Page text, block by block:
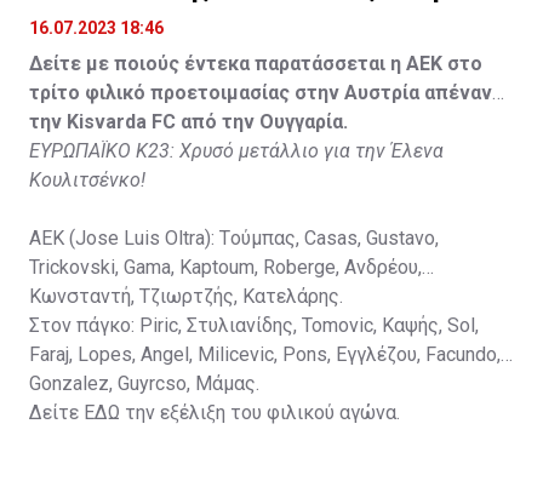
Στον πάγκο: Petkovic, Cipetic, Kovasic, Jovicic, Szeles,
Vida, Otvos, Lucas, Camas, Mesanovic.
16.07.2023 18:46
Δείτε με ποιούς έντεκα παρατάσσεται η ΑΕΚ στο
τρίτο φιλικό προετοιμασίας στην Αυστρία απέναντι
την Kisvarda FC από την Ουγγαρία.
ΕΥΡΩΠΑΪΚΟ Κ23: Χρυσό μετάλλιο για την Έλενα
Κουλιτσένκο!
ΑΕΚ (Jose Luis Oltra): Tούμπας, Casas, Gustavo,
Trickovski, Gama, Κaptoum, Roberge, Aνδρέου,
Κωνσταντή, Τζιωρτζής, Κατελάρης.
Στον πάγκο: Piric, Στυλιανίδης, Tomovic, Καψής, Sol,
Faraj, Lopes, Angel, Milicevic, Pons, Εγγλέζου, Facundo,
Gonzalez, Guyrcso, Μάμας.
Δείτε ΕΔΩ την εξέλιξη του φιλικού αγώνα.